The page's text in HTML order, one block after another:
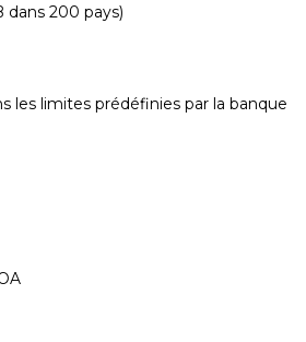
dans 200 pays)
les limites prédéfinies par la banque